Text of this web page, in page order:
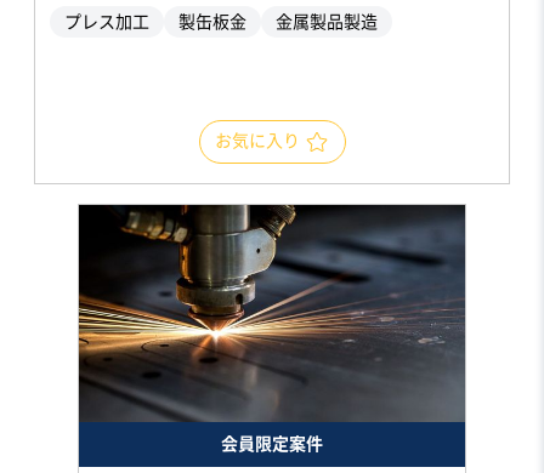
プレス加工 製缶板金 金属製品製造
お気に入り
会員限定案件